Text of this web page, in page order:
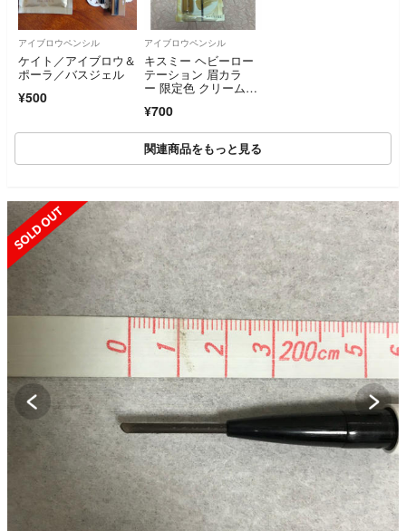
アイブロウペンシル
ケイト／アイブロウ＆
ポーラ／バスジェル
¥500
アイブロウペンシル
キスミー ヘビーロー
テーション 眉カラ
ー 限定色 クリームベ
¥700
関連商品をもっと見る
SOLD OUT